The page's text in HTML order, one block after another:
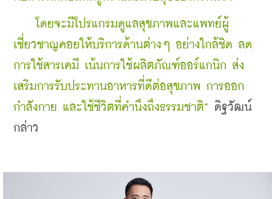
โดยจะมีโปรแกรมดูแลสุขภาพและแพทย์ผู้
เชี่ยวชาญคอยให้บริการด้านต่างๆ อย่างใกล้ชิด ลด
การใช้สารเคมี เน้นการใช้ผลิตภัณฑ์ออร์แกนิก ส่ง
เสริมการรับประทานอาหารที่ดีต่อสุขภาพ การออก
กำลังกาย และใช้ชีวิตที่คำนึงถึงธรรมชาติ” ดิฐวัฒน์
กล่าว